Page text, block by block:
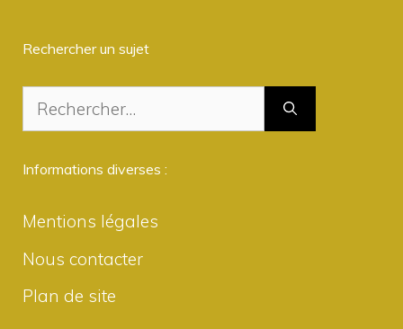
Rechercher un sujet
Rechercher :
Informations diverses :
Mentions légales
Nous contacter
Plan de site